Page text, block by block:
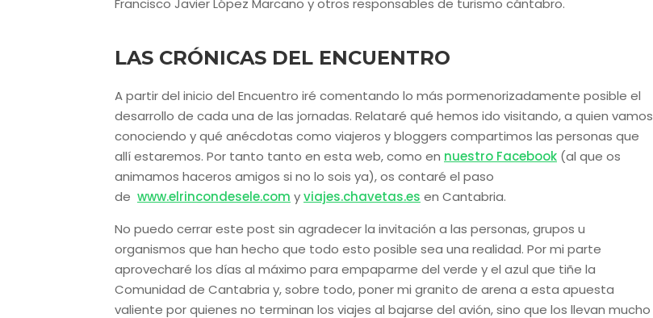
Francisco Javier López Marcano y otros responsables de turismo cántabro.
LAS CRÓNICAS DEL ENCUENTRO
A partir del inicio del Encuentro iré comentando lo más pormenorizadamente posible el
desarrollo de cada una de las jornadas. Relataré qué hemos ido visitando, a quien vamos
conociendo y qué anécdotas como viajeros y bloggers compartimos las personas que
allí estaremos. Por tanto tanto en esta web, como en nuestro Facebook (al que os
animamos haceros amigos si no lo sois ya), os contaré el paso
de www.elrincondesele.com yviajes.chavetas.es en Cantabria.
No puedo cerrar este post sin agradecer la invitación a las personas, grupos u
organismos que han hecho que todo esto posible sea una realidad. Por mi parte
aprovecharé los días al máximo para empaparme del verde y el azul que tiñe la
Comunidad de Cantabria y, sobre todo, poner mi granito de arena a esta apuesta
valiente por quienes no terminan los viajes al bajarse del avión, sino que los llevan mucho